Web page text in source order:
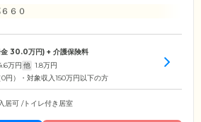
６０
30.0万円) + 介護保険料
万円 他 1.8万円
円）・対象収入150万円以下の方
居可 /トイレ付き居室